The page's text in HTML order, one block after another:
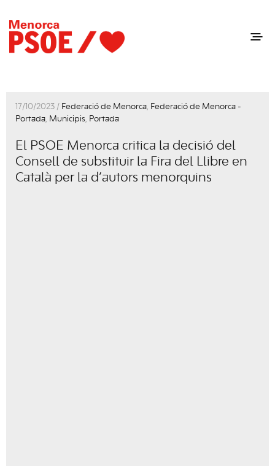
17/10/2023 / Federació de Menorca, Federació de Menorca -
Portada, Municipis, Portada
El PSOE Menorca critica la decisió del
Consell de substituir la Fira del Llibre en
Català per la d’autors menorquins